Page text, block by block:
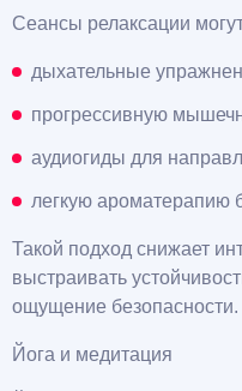
Сеансы релаксации
дыхательные
прогрессивную
аудиогиды для
легкую ароматерапию
Такой подход снижает
выстраивать
ощущение безопасности.
Йога и медитация